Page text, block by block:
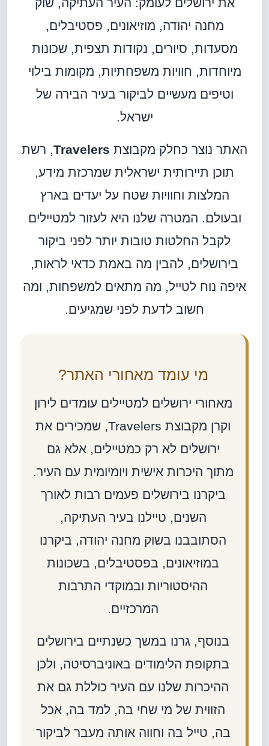
את ירושלים לעומק: העיר העתיקה, שוק
מחנה יהודה, מוזיאונים, פסטיבלים,
מסעדות, סיורים, נקודות תצפית, שכונות
מיוחדות, חוויות משפחתיות, מקומות בילוי
וטיפים מעשיים לביקור בעיר הבירה של
ישראל.
האתר נוצר כחלק מקבוצת Travelers, רשת
תוכן תיירותית ישראלית שמרכזת מידע,
המלצות וחוויות שטח על יעדים בארץ
ובעולם. המטרה שלנו היא לעזור למטיילים
לקבל החלטות טובות יותר לפני ביקור
בירושלים, להבין מה באמת כדאי לראות,
איפה נוח לטייל, מה מתאים למשפחות, ומה
חשוב לדעת לפני שמגיעים.
מי עומד מאחורי האתר?
מאחורי ירושלים למטיילים עומדים לירון
וקרן מקבוצת Travelers, שמכירים את
ירושלים לא רק כמטיילים, אלא גם
מתוך היכרות אישית ויומיומית עם העיר.
ביקרנו בירושלים פעמים רבות לאורך
השנים, טיילנו בעיר העתיקה,
הסתובבנו בשוק מחנה יהודה, ביקרנו
במוזיאונים, בפסטיבלים, בשכונות
ההיסטוריות ובמוקדי התרבות
המרכזיים.
בנוסף, גרנו במשך כשנתיים בירושלים
בתקופת הלימודים באוניברסיטה, ולכן
ההיכרות שלנו עם העיר כוללת גם את
הזווית של מי שחי בה, למד בה, אכל
בה, טייל בה וחווה אותה מעבר לביקור